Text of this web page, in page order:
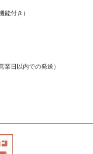
能付き）
業日以内での発送）